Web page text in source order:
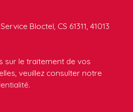
Bloctel, CS 61311, 41013
sur le traitement de vos
veuillez consulter notre
.